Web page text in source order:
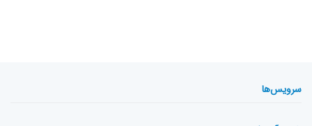
سرویس‌ها